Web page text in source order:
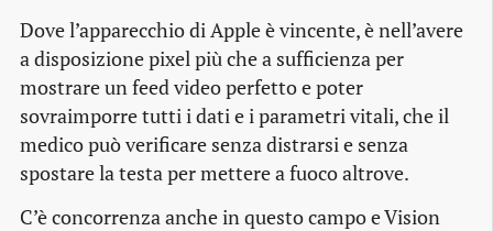
Dove l’apparecchio di Apple è vincente, è nell’avere
a disposizione pixel più che a sufficienza per
mostrare un feed video perfetto e poter
sovraimporre tutti i dati e i parametri vitali, che il
medico può verificare senza distrarsi e senza
spostare la testa per mettere a fuoco altrove.
C’è concorrenza anche in questo campo e Vision